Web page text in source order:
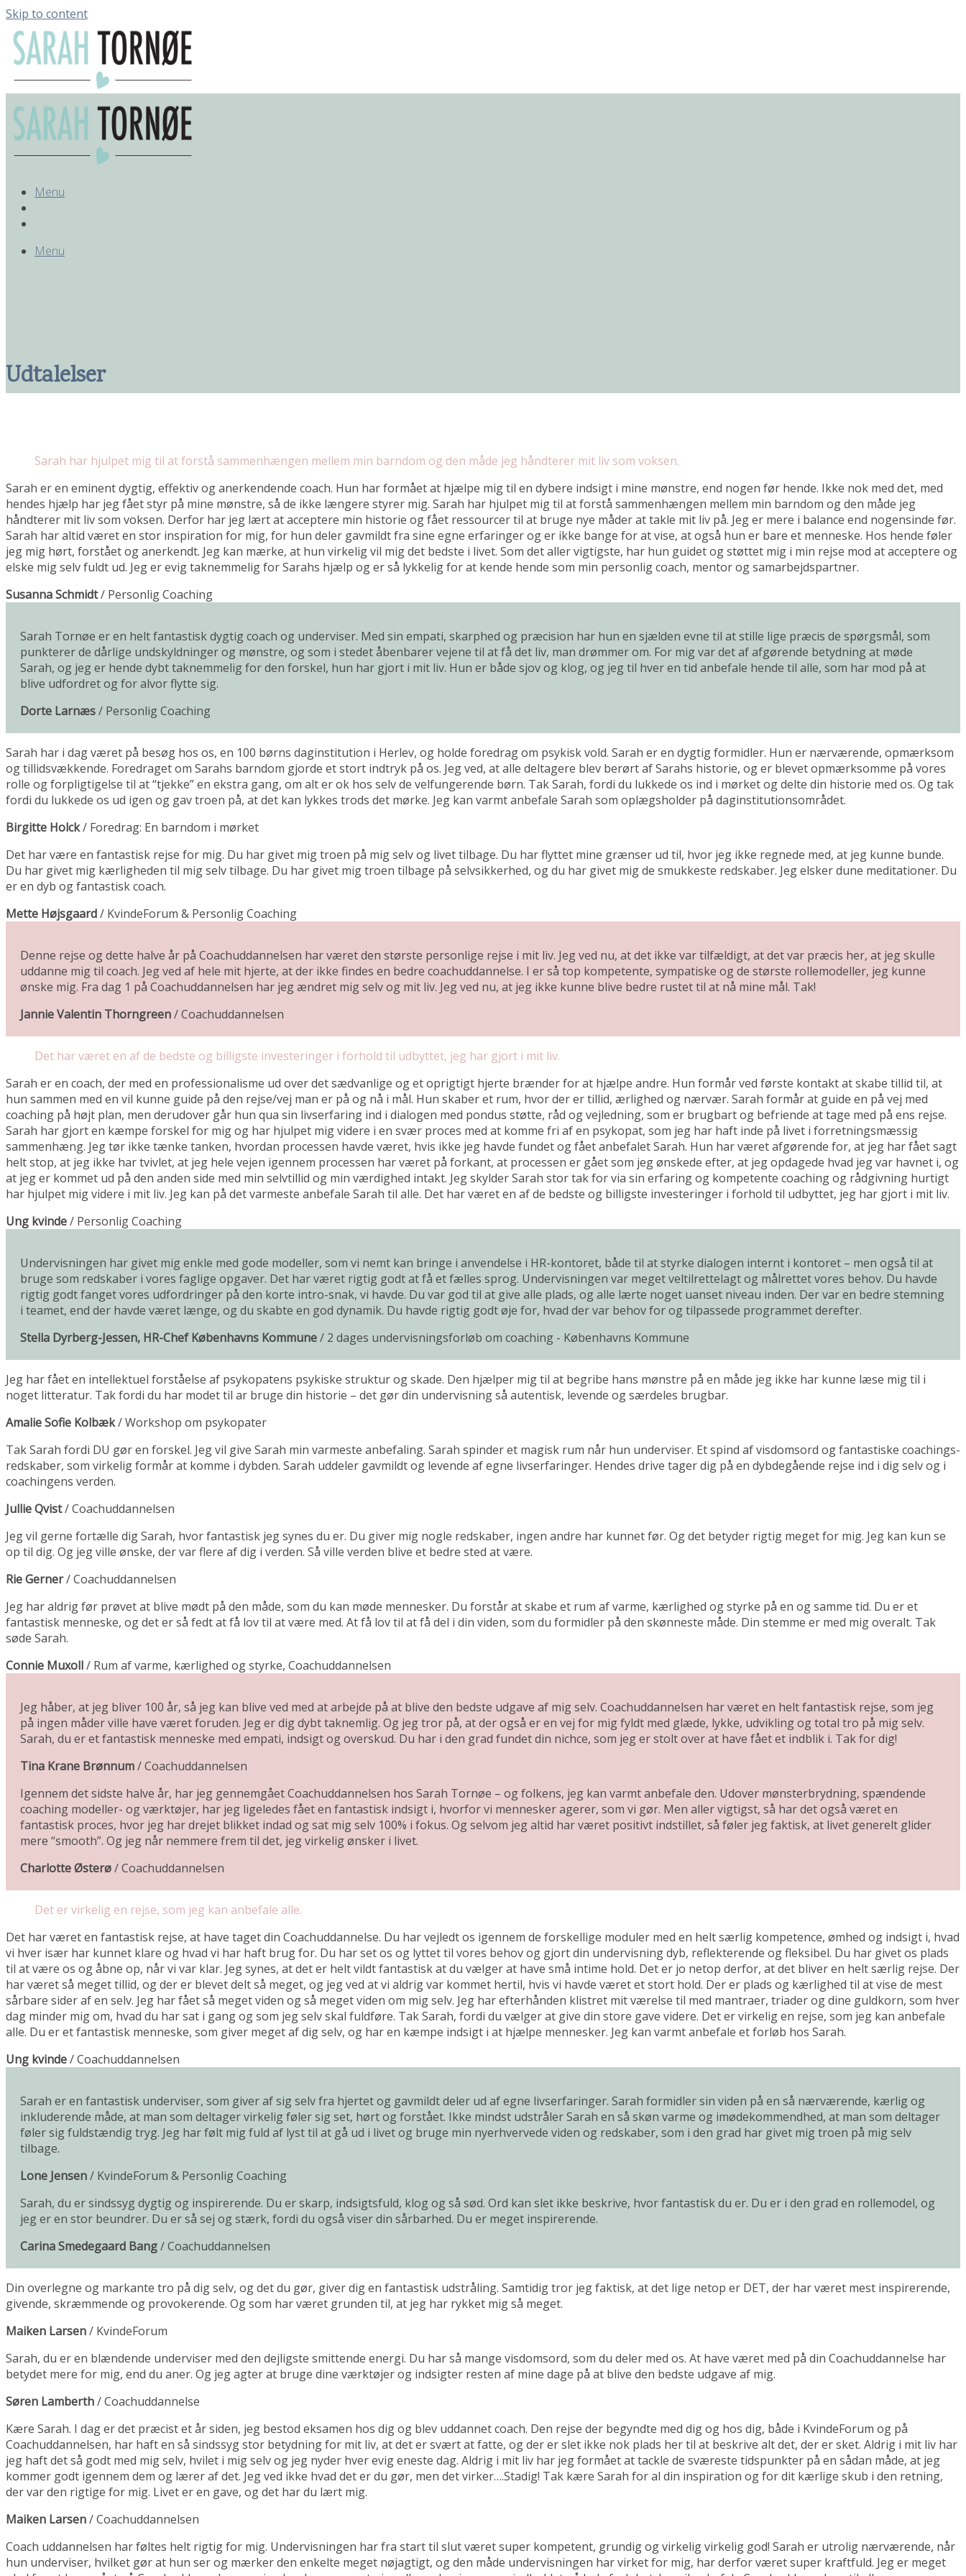
Skip to content
Menu
Menu
Udtalelser
Sarah har hjulpet mig til at forstå sammenhængen mellem min barndom og den måde jeg håndterer mit liv som voksen.
Sarah er en eminent dygtig, effektiv og anerkendende coach. Hun har formået at hjælpe mig til en dybere indsigt i mine mønstre, end nogen før hende. Ikke nok med det, med
hendes hjælp har jeg fået styr på mine mønstre, så de ikke længere styrer mig. Sarah har hjulpet mig til at forstå sammenhængen mellem min barndom og den måde jeg
håndterer mit liv som voksen. Derfor har jeg lært at acceptere min historie og fået ressourcer til at bruge nye måder at takle mit liv på. Jeg er mere i balance end nogensinde før.
Sarah har altid været en stor inspiration for mig, for hun deler gavmildt fra sine egne erfaringer og er ikke bange for at vise, at også hun er bare et menneske. Hos hende føler
jeg mig hørt, forstået og anerkendt. Jeg kan mærke, at hun virkelig vil mig det bedste i livet. Som det aller vigtigste, har hun guidet og støttet mig i min rejse mod at acceptere og
elske mig selv fuldt ud. Jeg er evig taknemmelig for Sarahs hjælp og er så lykkelig for at kende hende som min personlig coach, mentor og samarbejdspartner.
Susanna Schmidt/ Personlig Coaching
Sarah Tornøe er en helt fantastisk dygtig coach og underviser. Med sin empati, skarphed og præcision har hun en sjælden evne til at stille lige præcis de spørgsmål, som
punkterer de dårlige undskyldninger og mønstre, og som i stedet åbenbarer vejene til at få det liv, man drømmer om. For mig var det af afgørende betydning at møde
Sarah, og jeg er hende dybt taknemmelig for den forskel, hun har gjort i mit liv. Hun er både sjov og klog, og jeg til hver en tid anbefale hende til alle, som har mod på at
blive udfordret og for alvor flytte sig.
Dorte Larnæs/ Personlig Coaching
Sarah har i dag været på besøg hos os, en 100 børns daginstitution i Herlev, og holde foredrag om psykisk vold. Sarah er en dygtig formidler. Hun er nærværende, opmærksom
og tillidsvækkende. Foredraget om Sarahs barndom gjorde et stort indtryk på os. Jeg ved, at alle deltagere blev berørt af Sarahs historie, og er blevet opmærksomme på vores
rolle og forpligtigelse til at “tjekke” en ekstra gang, om alt er ok hos selv de velfungerende børn. Tak Sarah, fordi du lukkede os ind i mørket og delte din historie med os. Og tak
fordi du lukkede os ud igen og gav troen på, at det kan lykkes trods det mørke. Jeg kan varmt anbefale Sarah som oplægsholder på daginstitutionsområdet.
Birgitte Holck/ Foredrag: En barndom i mørket
Det har være en fantastisk rejse for mig. Du har givet mig troen på mig selv og livet tilbage. Du har flyttet mine grænser ud til, hvor jeg ikke regnede med, at jeg kunne bunde.
Du har givet mig kærligheden til mig selv tilbage. Du har givet mig troen tilbage på selvsikkerhed, og du har givet mig de smukkeste redskaber. Jeg elsker dune meditationer. Du
er en dyb og fantastisk coach.
Mette Højsgaard/ KvindeForum & Personlig Coaching
Denne rejse og dette halve år på Coachuddannelsen har været den største personlige rejse i mit liv. Jeg ved nu, at det ikke var tilfældigt, at det var præcis her, at jeg skulle
uddanne mig til coach. Jeg ved af hele mit hjerte, at der ikke findes en bedre coachuddannelse. I er så top kompetente, sympatiske og de største rollemodeller, jeg kunne
ønske mig. Fra dag 1 på Coachuddannelsen har jeg ændret mig selv og mit liv. Jeg ved nu, at jeg ikke kunne blive bedre rustet til at nå mine mål. Tak!
Jannie Valentin Thorngreen/Coachuddannelsen
Det har været en af de bedste og billigste investeringer i forhold til udbyttet, jeg har gjort i mit liv.
Sarah er en coach, der med en professionalisme ud over det sædvanlige og et oprigtigt hjerte brænder for at hjælpe andre. Hun formår ved første kontakt at skabe tillid til, at
hun sammen med en vil kunne guide på den rejse/vej man er på og nå i mål. Hun skaber et rum, hvor der er tillid, ærlighed og nærvær. Sarah formår at guide en på vej med
coaching på højt plan, men derudover går hun qua sin livserfaring ind i dialogen med pondus støtte, råd og vejledning, som er brugbart og befriende at tage med på ens rejse.
Sarah har gjort en kæmpe forskel for mig og har hjulpet mig videre i en svær proces med at komme fri af en psykopat, som jeg har haft inde på livet i forretningsmæssig
sammenhæng. Jeg tør ikke tænke tanken, hvordan processen havde været, hvis ikke jeg havde fundet og fået anbefalet Sarah. Hun har været afgørende for, at jeg har fået sagt
helt stop, at jeg ikke har tvivlet, at jeg hele vejen igennem processen har været på forkant, at processen er gået som jeg ønskede efter, at jeg opdagede hvad jeg var havnet i, og
at jeg er kommet ud på den anden side med min selvtillid og min værdighed intakt. Jeg skylder Sarah stor tak for via sin erfaring og kompetente coaching og rådgivning hurtigt
har hjulpet mig videre i mit liv. Jeg kan på det varmeste anbefale Sarah til alle. Det har været en af de bedste og billigste investeringer i forhold til udbyttet, jeg har gjort i mit liv.
Ung kvinde/ Personlig Coaching
Undervisningen har givet mig enkle med gode modeller, som vi nemt kan bringe i anvendelse i HR-kontoret, både til at styrke dialogen internt i kontoret – men også til at
bruge som redskaber i vores faglige opgaver. Det har været rigtig godt at få et fælles sprog. Undervisningen var meget veltilrettelagt og målrettet vores behov. Du havde
rigtig godt fanget vores udfordringer på den korte intro-snak, vi havde. Du var god til at give alle plads, og alle lærte noget uanset niveau inden. Der var en bedre stemning
i teamet, end der havde været længe, og du skabte en god dynamik. Du havde rigtig godt øje for, hvad der var behov for og tilpassede programmet derefter.
Stella Dyrberg-Jessen, HR-Chef Københavns Kommune/ 2 dages undervisningsforløb om coaching - Københavns Kommune
Jeg har fået en intellektuel forståelse af psykopatens psykiske struktur og skade. Den hjælper mig til at begribe hans mønstre på en måde jeg ikke har kunne læse mig til i
noget litteratur. Tak fordi du har modet til ar bruge din historie – det gør din undervisning så autentisk, levende og særdeles brugbar.
Amalie Sofie Kolbæk/Workshop om psykopater
Tak Sarah fordi DU gør en forskel. Jeg vil give Sarah min varmeste anbefaling. Sarah spinder et magisk rum når hun underviser. Et spind af visdomsord og fantastiske coachings-
redskaber, som virkelig formår at komme i dybden. Sarah uddeler gavmildt og levende af egne livserfaringer. Hendes drive tager dig på en dybdegående rejse ind i dig selv og i
coachingens verden.
Jullie Qvist/Coachuddannelsen
Jeg vil gerne fortælle dig Sarah, hvor fantastisk jeg synes du er. Du giver mig nogle redskaber, ingen andre har kunnet før. Og det betyder rigtig meget for mig. Jeg kan kun se
op til dig. Og jeg ville ønske, der var flere af dig i verden. Så ville verden blive et bedre sted at være.
Rie Gerner/Coachuddannelsen
Jeg har aldrig før prøvet at blive mødt på den måde, som du kan møde mennesker. Du forstår at skabe et rum af varme, kærlighed og styrke på en og samme tid. Du er et
fantastisk menneske, og det er så fedt at få lov til at være med. At få lov til at få del i din viden, som du formidler på den skønneste måde. Din stemme er med mig overalt. Tak
søde Sarah.
Connie Muxoll/ Rum af varme, kærlighed og styrke, Coachuddannelsen
Jeg håber, at jeg bliver 100 år, så jeg kan blive ved med at arbejde på at blive den bedste udgave af mig selv. Coachuddannelsen har været en helt fantastisk rejse, som jeg
på ingen måder ville have været foruden. Jeg er dig dybt taknemlig. Og jeg tror på, at der også er en vej for mig fyldt med glæde, lykke, udvikling og total tro på mig selv.
Sarah, du er et fantastisk menneske med empati, indsigt og overskud. Du har i den grad fundet din nichce, som jeg er stolt over at have fået et indblik i. Tak for dig!
Tina Krane Brønnum/Coachuddannelsen
Igennem det sidste halve år, har jeg gennemgået Coachuddannelsen hos Sarah Tornøe – og folkens, jeg kan varmt anbefale den. Udover mønsterbrydning, spændende
coaching modeller- og værktøjer, har jeg ligeledes fået en fantastisk indsigt i, hvorfor vi mennesker agerer, som vi gør. Men aller vigtigst, så har det også været en
fantastisk proces, hvor jeg har drejet blikket indad og sat mig selv 100% i fokus. Og selvom jeg altid har været positivt indstillet, så føler jeg faktisk, at livet generelt glider
mere “smooth”. Og jeg når nemmere frem til det, jeg virkelig ønsker i livet.
Charlotte Østerø/Coachuddannelsen
Det er virkelig en rejse, som jeg kan anbefale alle.
Det har været en fantastisk rejse, at have taget din Coachuddannelse. Du har vejledt os igennem de forskellige moduler med en helt særlig kompetence, ømhed og indsigt i, hvad
vi hver især har kunnet klare og hvad vi har haft brug for. Du har set os og lyttet til vores behov og gjort din undervisning dyb, reflekterende og fleksibel. Du har givet os plads
til at være os og åbne op, når vi var klar. Jeg synes, at det er helt vildt fantastisk at du vælger at have små intime hold. Det er jo netop derfor, at det bliver en helt særlig rejse. Der
har været så meget tillid, og der er blevet delt så meget, og jeg ved at vi aldrig var kommet hertil, hvis vi havde været et stort hold. Der er plads og kærlighed til at vise de mest
sårbare sider af en selv. Jeg har fået så meget viden og så meget viden om mig selv. Jeg har efterhånden klistret mit værelse til med mantraer, triader og dine guldkorn, som hver
dag minder mig om, hvad du har sat i gang og som jeg selv skal fuldføre. Tak Sarah, fordi du vælger at give din store gave videre. Det er virkelig en rejse, som jeg kan anbefale
alle. Du er et fantastisk menneske, som giver meget af dig selv, og har en kæmpe indsigt i at hjælpe mennesker. Jeg kan varmt anbefale et forløb hos Sarah.
Ung kvinde/Coachuddannelsen
Sarah er en fantastisk underviser, som giver af sig selv fra hjertet og gavmildt deler ud af egne livserfaringer. Sarah formidler sin viden på en så nærværende, kærlig og
inkluderende måde, at man som deltager virkelig føler sig set, hørt og forstået. Ikke mindst udstråler Sarah en så skøn varme og imødekommendhed, at man som deltager
føler sig fuldstændig tryg. Jeg har følt mig fuld af lyst til at gå ud i livet og bruge min nyerhvervede viden og redskaber, som i den grad har givet mig troen på mig selv
tilbage.
Lone Jensen/ KvindeForum & Personlig Coaching
Sarah, du er sindssyg dygtig og inspirerende. Du er skarp, indsigtsfuld, klog og så sød. Ord kan slet ikke beskrive, hvor fantastisk du er. Du er i den grad en rollemodel, og
jeg er en stor beundrer. Du er så sej og stærk, fordi du også viser din sårbarhed. Du er meget inspirerende.
Carina Smedegaard Bang/Coachuddannelsen
Din overlegne og markante tro på dig selv, og det du gør, giver dig en fantastisk udstråling. Samtidig tror jeg faktisk, at det lige netop er DET, der har været mest inspirerende,
givende, skræmmende og provokerende. Og som har været grunden til, at jeg har rykket mig så meget.
Maiken Larsen/ KvindeForum
Sarah, du er en blændende underviser med den dejligste smittende energi. Du har så mange visdomsord, som du deler med os. At have været med på din Coachuddannelse har
betydet mere for mig, end du aner. Og jeg agter at bruge dine værktøjer og indsigter resten af mine dage på at blive den bedste udgave af mig.
Søren Lamberth/Coachuddannelse
Kære Sarah. I dag er det præcist et år siden, jeg bestod eksamen hos dig og blev uddannet coach. Den rejse der begyndte med dig og hos dig, både i KvindeForum og på
Coachuddannelsen, har haft en så sindssyg stor betydning for mit liv, at det er svært at fatte, og der er slet ikke nok plads her til at beskrive alt det, der er sket. Aldrig i mit liv har
jeg haft det så godt med mig selv, hvilet i mig selv og jeg nyder hver evig eneste dag. Aldrig i mit liv har jeg formået at tackle de sværeste tidspunkter på en sådan måde, at jeg
kommer godt igennem dem og lærer af det. Jeg ved ikke hvad det er du gør, men det virker….Stadig! Tak kære Sarah for al din inspiration og for dit kærlige skub i den retning,
der var den rigtige for mig. Livet er en gave, og det har du lært mig.
Maiken Larsen/Coachuddannelsen
Coach uddannelsen har føltes helt rigtig for mig. Undervisningen har fra start til slut været super kompetent, grundig og virkelig virkelig god! Sarah er utrolig nærværende, når
hun underviser, hvilket gør at hun ser og mærker den enkelte meget nøjagtigt, og den måde undervisningen har virket for mig, har derfor været super kraftfuld. Jeg er meget